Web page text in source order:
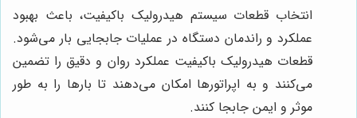
انتخاب قطعات سیستم هیدرولیک باکیفیت، باعث بهبود
عملکرد و راندمان دستگاه در عملیات جابجایی بار می‌شود.
قطعات هیدرولیک باکیفیت عملکرد روان و دقیق را تضمین
می‌کنند و به اپراتورها امکان می‌دهند تا بارها را به طور
موثر و ایمن جابجا کنند.